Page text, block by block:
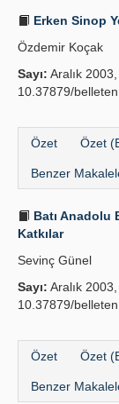
Erken Sinop
Özdemir Koçak
Sayı: Aralık
10.37879/
Özet Özet
Benzer
Batı Anadolu
Katkılar
Sevinç Günel
Sayı: Aralık
10.37879/
Özet Özet
Benzer